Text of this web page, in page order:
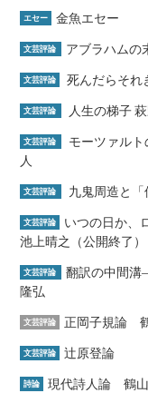
エセー 金魚エセー
文芸評論 アブラハム
文芸評論 死んだらそれ
文芸評論 人生の梯子
文芸評論
モーツァル
人
文芸評論 九鬼周造と
文芸評論
いつの日か、
池上晴之（公開終了）
文芸評論
翻訳の中間
隆弘
文芸評論 正岡子規論
文芸評論 辻原登論
詩論 現代詩人論 鶴